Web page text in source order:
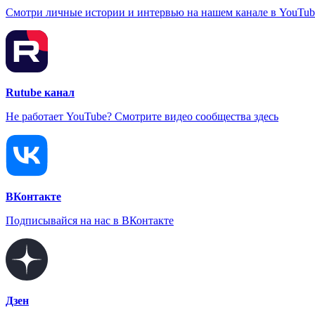
Смотри личные истории и интервью на нашем канале в
Rutube канал
Не работает YouTube? Смотрите видео сообщества здесь
ВКонтакте
Подписывайся на нас в ВКонтакте
Дзен